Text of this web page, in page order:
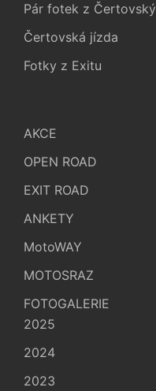
Pár fotek z Čertovský
Čertovská jízda
Fotky z Exitu
AKCE
OPEN ROAD
EXIT ROAD
ANKETY
MotoWAY
MOTOSRAZ
FOTOGALERIE
2025
2024
2023